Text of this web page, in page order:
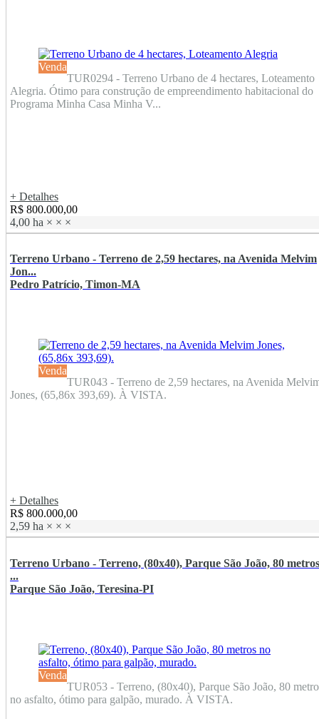
Venda
TUR0294 - Terreno Urbano de 4 hectares, Loteamento
Alegria. Ótimo para construção de empreendimento habitacional do
Programa Minha Casa Minha V...
+ Detalhes
R$ 800.000,00
4,00 ha × × ×
Terreno Urbano - Terreno de 2,59 hectares, na Avenida Melvim
Jon...
Pedro Patrício, Timon-MA
Venda
TUR043 - Terreno de 2,59 hectares, na Avenida
Jones, (65,86x 393,69). À VISTA.
+ Detalhes
R$ 800.000,00
2,59 ha × × ×
Terreno Urbano - Terreno, (80x40), Parque São João, 80 metros
...
Parque São João, Teresina-PI
Venda
TUR053 - Terreno, (80x40), Parque São João, 80
no asfalto, ótimo para galpão, murado. À VISTA.